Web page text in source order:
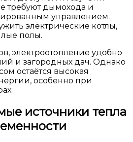
требуют дымохода и
управлением.
электрические котлы,
полы.
электроотопление удобно
и загородных дач. Однако
остаётся высокая
особенно при
источники тепла